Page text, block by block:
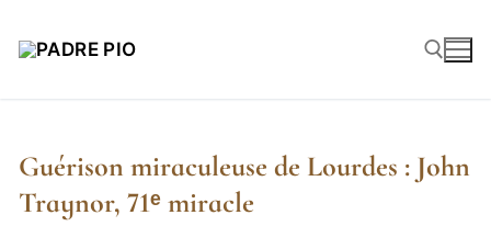
Guérison miraculeuse de Lourdes : John
Traynor, 71ᵉ miracle